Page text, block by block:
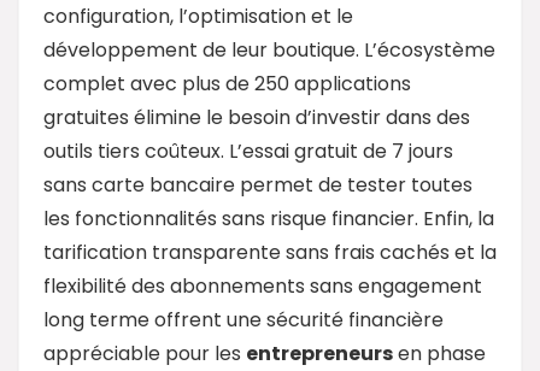
configuration, l’optimisation et le
développement de leur boutique. L’écosystème
complet avec plus de 250 applications
gratuites élimine le besoin d’investir dans des
outils tiers coûteux. L’essai gratuit de 7 jours
sans carte bancaire permet de tester toutes
les fonctionnalités sans risque financier. Enfin, la
tarification transparente sans frais cachés et la
flexibilité des abonnements sans engagement
long terme offrent une sécurité financière
appréciable pour les entrepreneursen phase